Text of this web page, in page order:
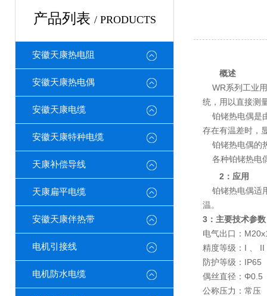
产品列表 / PRODUCTS
安徽天康热电阻
安徽天康热电偶
安徽天康电缆
安徽天康特种电缆
天康补偿导线
天康扁平电缆
安徽天康伴热带
电机引接线
电机防水电缆
概述
WR系列工业用
统，用以直接测
铂铑热电偶是
存在有温差时，
铂铑热电偶的
各种铂铑热电
2：应用
铂铑热电偶适
温。
3：主要技术参数
电气出口：
精度等级：I 、 II
防护等级：IP65
偶丝直径：Φ0.5
公称压力：常压